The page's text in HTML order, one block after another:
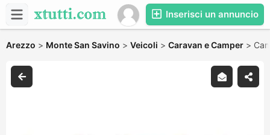
Inserisci un annuncio
Arezzo > Monte San Savino > Veicoli > Caravan e Camper >